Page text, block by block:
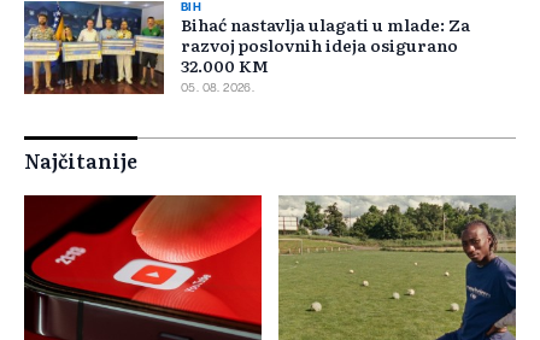
BIH
Bihać nastavlja ulagati u mlade: Za
razvoj poslovnih ideja osigurano
32.000 KM
05. 08. 2026.
Najčitanije